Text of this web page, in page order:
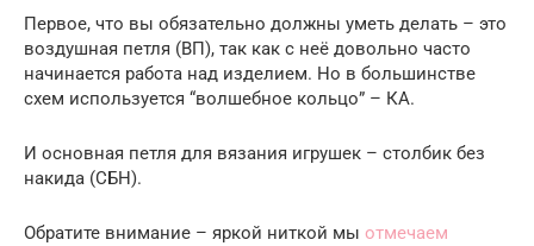
Первое, что вы обязательно должны уметь делать – это
воздушная петля (ВП), так как с неё довольно часто
начинается работа над изделием. Но в большинстве
схем используется “волшебное кольцо” – КА.
И основная петля для вязания игрушек – столбик без
накида (СБН).
Обратите внимание – яркой ниткой мы отмечаем